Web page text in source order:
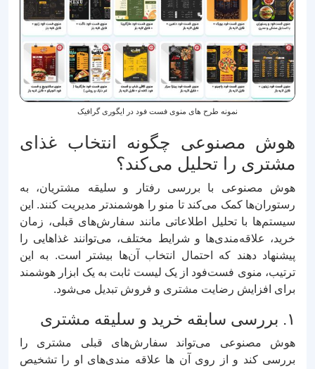
نمونه طرح های منوی فست فود در ایگوری گرافیک
هوش مصنوعی چگونه انتخاب غذای
مشتری را تحلیل می‌کند؟
هوش مصنوعی با بررسی رفتار و سلیقه مشتریان، به
رستوران‌ها کمک می‌کند تا منو را هوشمندتر مدیریت کنند. این
سیستم‌ها با تحلیل اطلاعاتی مانند سفارش‌های قبلی، زمان
خرید، علاقه‌مندی‌ها و شرایط مختلف، می‌توانند غذاهایی را
پیشنهاد دهند که احتمال انتخاب آن‌ها بیشتر است. به این
ترتیب، منوی فست‌فود از یک لیست ثابت به یک ابزار هوشمند
برای افزایش رضایت مشتری و فروش تبدیل می‌شود.
۱. بررسی سابقه خرید و سلیقه مشتری
هوش مصنوعی می‌تواند سفارش‌های قبلی مشتری را
بررسی کند و از روی آن‌ ها علاقه‌ مندی‌های او را تشخیص